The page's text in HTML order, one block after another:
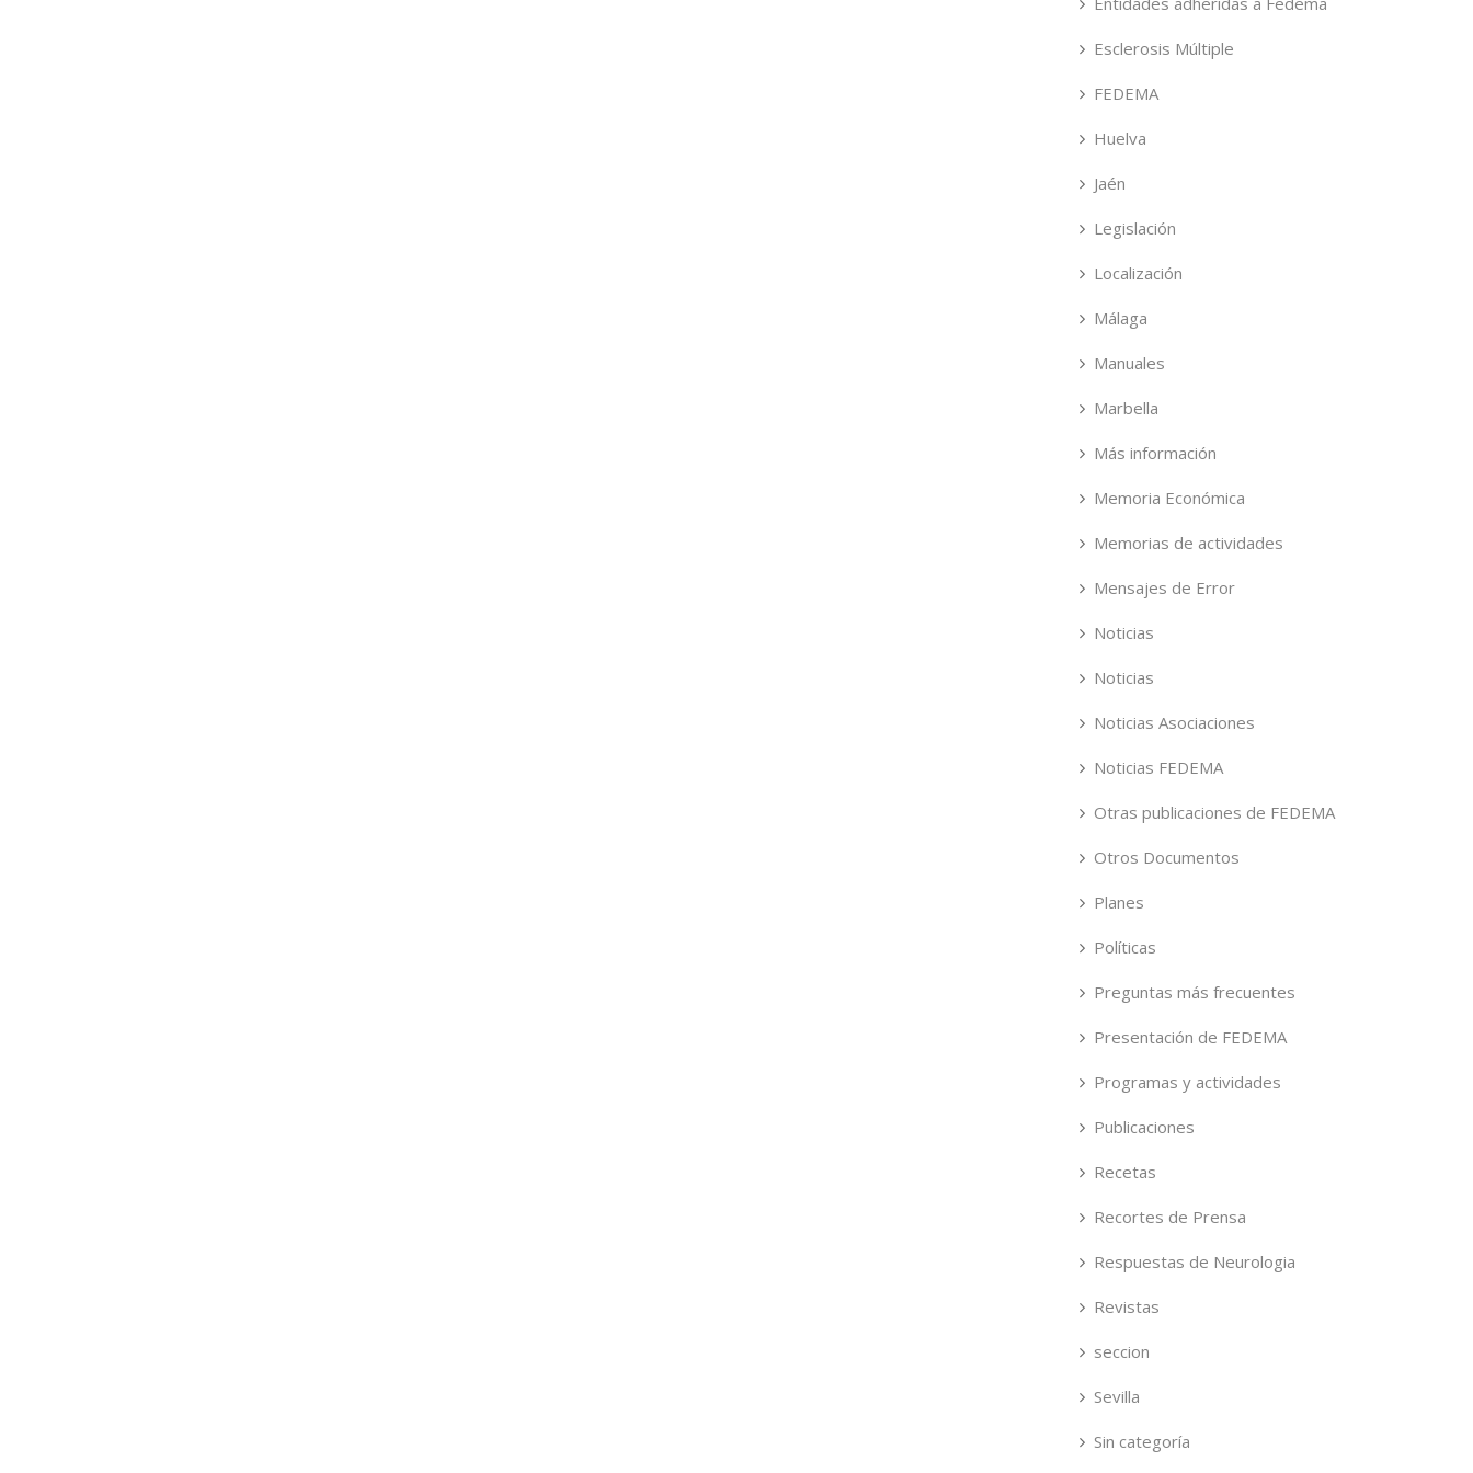
Esclerosis Múltiple
FEDEMA
Huelva
Jaén
Legislación
Localización
Málaga
Manuales
Marbella
Más información
Memoria Económica
Memorias de actividades
Mensajes de Error
Noticias
Noticias
Noticias Asociaciones
Noticias FEDEMA
Otras publicaciones de FEDEMA
Otros Documentos
Planes
Políticas
Preguntas más frecuentes
Presentación de FEDEMA
Programas y actividades
Publicaciones
Recetas
Recortes de Prensa
Respuestas de Neurologia
Revistas
seccion
Sevilla
Sin categoría